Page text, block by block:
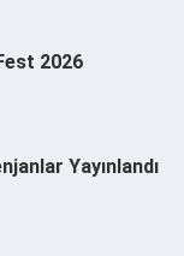
2026
Yayınlandı